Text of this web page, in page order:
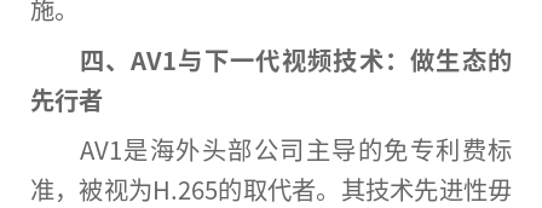
施。
四、AV1与下一代视频技术：做生态的
先行者
AV1是海外头部公司主导的免专利费标
准，被视为H.265的取代者。其技术先进性毋